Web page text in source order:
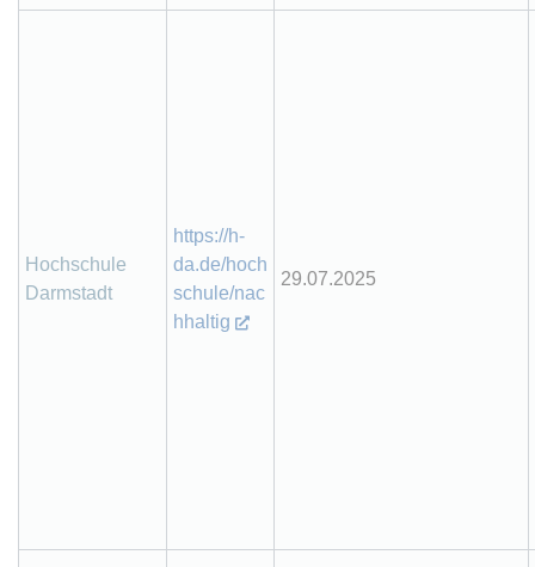
Hochschule
Darmstadt
https://h-
da.de/hoch
schule/nac
hhaltig
29.07.2025